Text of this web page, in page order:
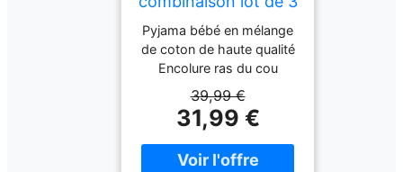
NBNNIGHTSUIT
beige 74
Pyjama bébé en mélange
de coton de haute qualité
Encolure ras du cou
Coupe confortable Lot de
3 Deux avec imprimé Un
de couleur unie Boutons-
pression pratiques Nom
de la couleur : Kaki vintage
39,99 €
31,99 €